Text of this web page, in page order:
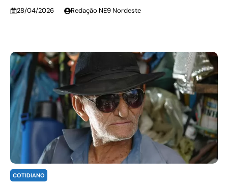
28/04/2026 Redação NE9 Nordeste
COTIDIANO